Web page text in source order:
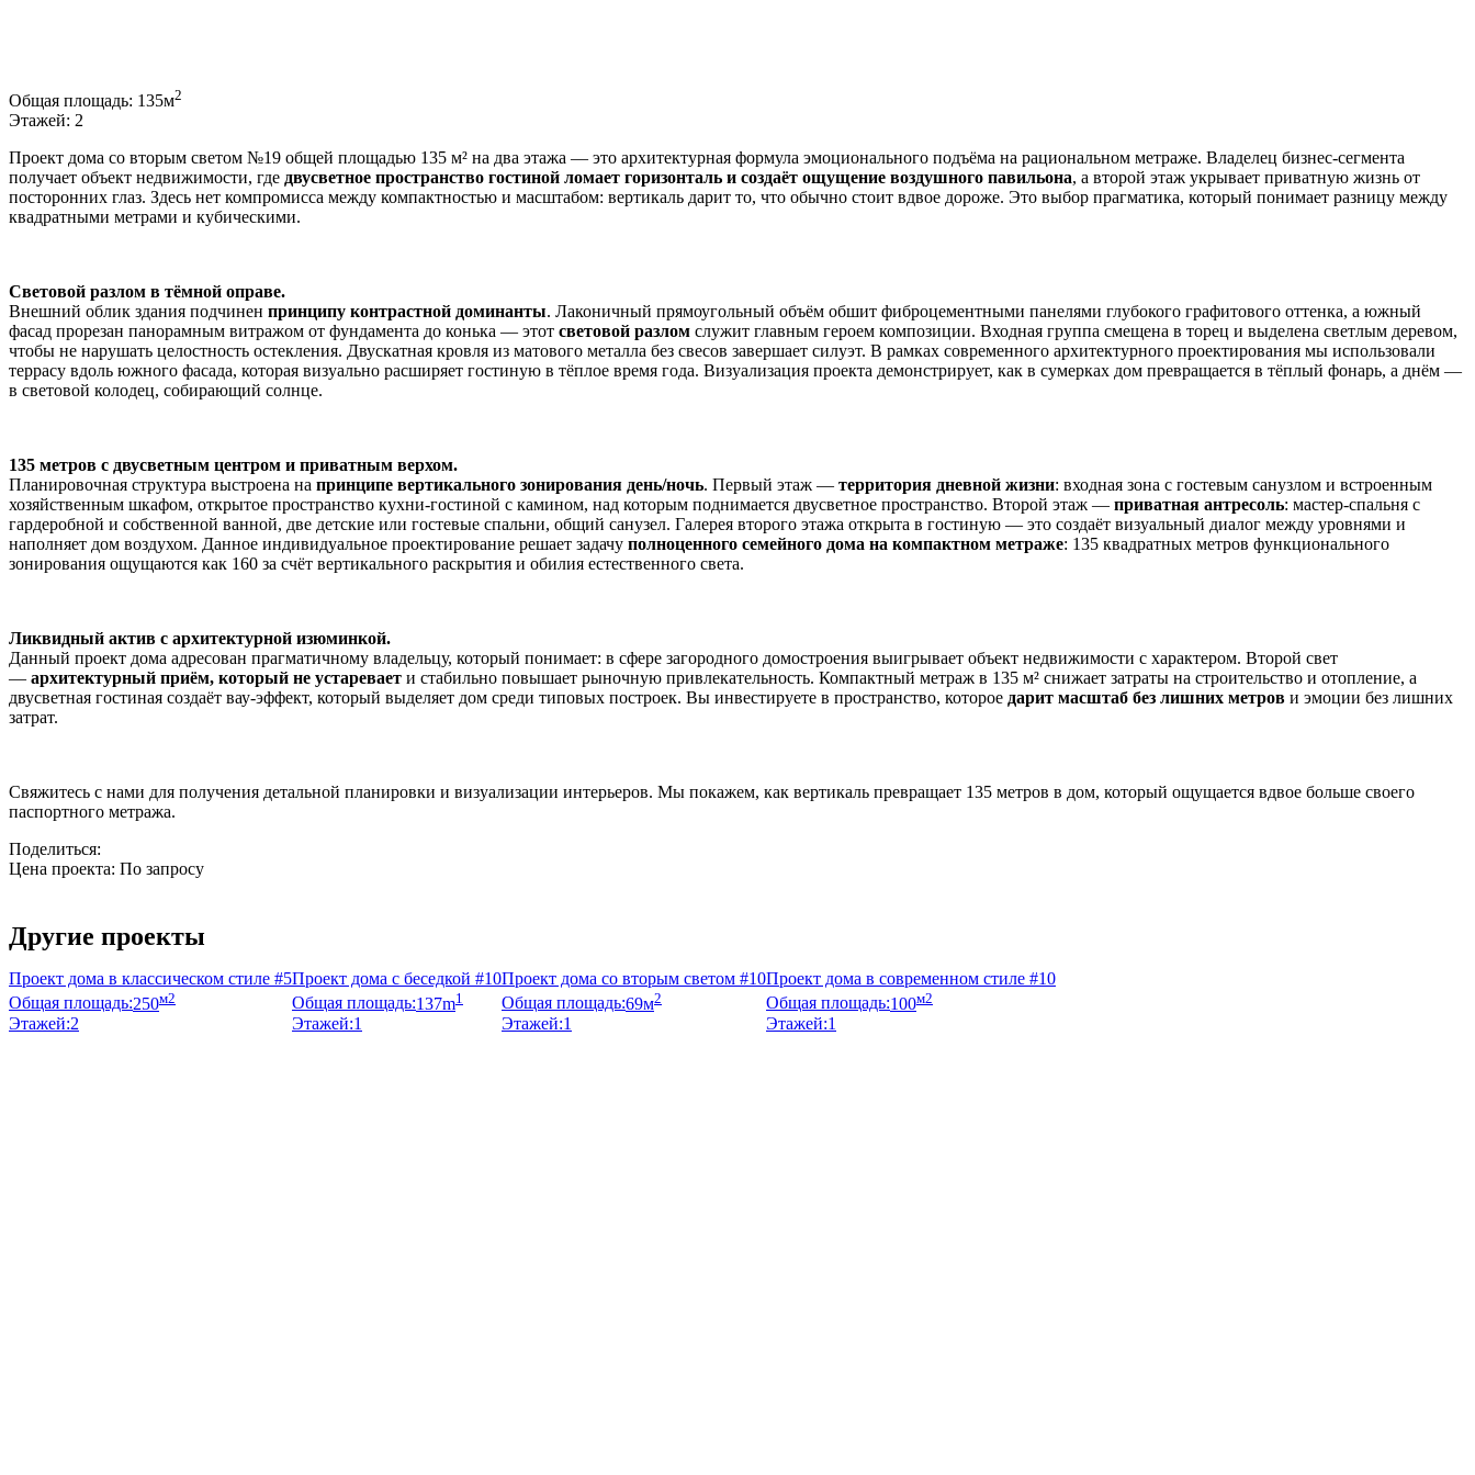
Общая площадь: 135м2
Этажей: 2
Проект дома со вторым светом №19 общей площадью 135 м² на два этажа — это архитектурная формула эмоционального подъёма на рациональном метраже. Владелец бизнес-сегмента
получает объект недвижимости, где двусветное пространство гостиной ломает горизонталь и создаёт ощущение воздушного павильона, а второй этаж укрывает приватную жизнь от
посторонних глаз. Здесь нет компромисса между компактностью и масштабом: вертикаль дарит то, что обычно стоит вдвое дороже. Это выбор прагматика, который понимает разницу между
квадратными метрами и кубическими.
Световой разлом в тёмной оправе.
Внешний облик здания подчинен принципу контрастной доминанты. Лаконичный прямоугольный объём обшит фиброцементными панелями глубокого графитового оттенка, а южный
фасад прорезан панорамным витражом от фундамента до конька — этот световой разлом служит главным героем композиции. Входная группа смещена в торец и выделена светлым деревом,
чтобы не нарушать целостность остекления. Двускатная кровля из матового металла без свесов завершает силуэт. В рамках современного архитектурного проектирования мы использовали
террасу вдоль южного фасада, которая визуально расширяет гостиную в тёплое время года. Визуализация проекта демонстрирует, как в сумерках дом превращается в тёплый фонарь, а днём —
в световой колодец, собирающий солнце.
135 метров с двусветным центром и приватным верхом.
Планировочная структура выстроена на принципе вертикального зонирования день/ночь. Первый этаж — территория дневной жизни: входная зона с гостевым санузлом и встроенным
хозяйственным шкафом, открытое пространство кухни-гостиной с камином, над которым поднимается двусветное пространство. Второй этаж — приватная антресоль: мастер-спальня с
гардеробной и собственной ванной, две детские или гостевые спальни, общий санузел. Галерея второго этажа открыта в гостиную — это создаёт визуальный диалог между уровнями и
наполняет дом воздухом. Данное индивидуальное проектирование решает задачу полноценного семейного дома на компактном метраже: 135 квадратных метров функционального
зонирования ощущаются как 160 за счёт вертикального раскрытия и обилия естественного света.
Ликвидный актив с архитектурной изюминкой.
Данный проект дома адресован прагматичному владельцу, который понимает: в сфере загородного домостроения выигрывает объект недвижимости с характером. Второй свет
— архитектурный приём, который не устаревает и стабильно повышает рыночную привлекательность. Компактный метраж в 135 м² снижает затраты на строительство и отопление, а
двусветная гостиная создаёт вау-эффект, который выделяет дом среди типовых построек. Вы инвестируете в пространство, которое дарит масштаб без лишних метров и эмоции без лишних
затрат.
Свяжитесь с нами для получения детальной планировки и визуализации интерьеров. Мы покажем, как вертикаль превращает 135 метров в дом, который ощущается вдвое больше своего
паспортного метража.
Поделиться:
Цена проекта: По запросу
Другие проекты
Проект дома в классическом стиле #5
Общая площадь:250м2
Этажей:2
Проект дома с беседкой #10
Общая площадь:137m1
Этажей:1
Проект дома со вторым светом #10
Общая площадь:69м2
Этажей:1
Проект дома в современном стиле #10
Общая площадь:100м2
Этажей:1